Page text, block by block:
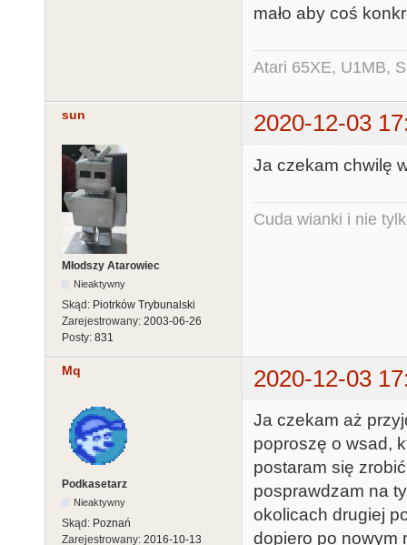
mało aby coś
Atari 65XE, U1MB,
sun 2020-12-03
Młodszy Atarowiec
Nieaktywny
Skąd: Piotrków Trybunalski
Zarejestrowany: 2003-06-26
Posty: 831
Ja czekam chwilę
Cuda wianki i nie
Mq 2020-12-03
Podkasetarz
Nieaktywny
Skąd: Poznań
Zarejestrowany: 2016-10-13
Ja czekam aż
poproszę o wsad,
postaram się
posprawdzam na
okolicach drugiej
dopiero po nowym